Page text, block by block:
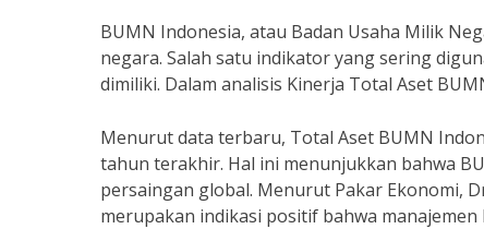
BUMN Indonesia, atau Badan Usaha Milik
negara. Salah satu indikator yang sering
dimiliki. Dalam analisis Kinerja Total Aset
Menurut data terbaru, Total Aset BUMN
tahun terakhir. Hal ini menunjukkan bahwa
persaingan global. Menurut Pakar Ekonomi,
merupakan indikasi positif bahwa